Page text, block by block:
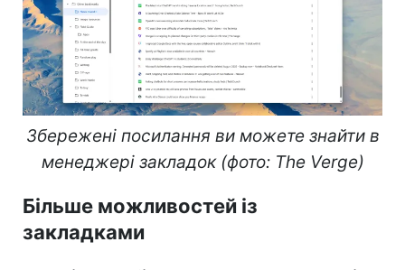
Збережені посилання ви можете знайти в
менеджері закладок (фото: The Verge)
Більше можливостей із
закладками